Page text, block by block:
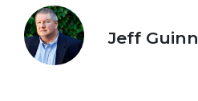
Jeff Guinn